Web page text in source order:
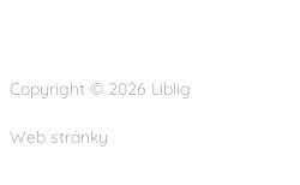
Copyright © 2026 Liblig
Web stránky